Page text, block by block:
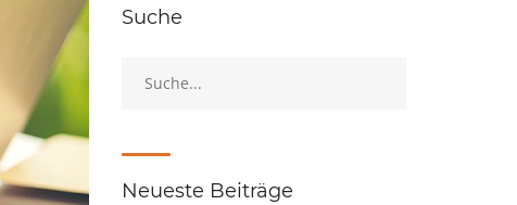
Suche
Neueste Beiträge